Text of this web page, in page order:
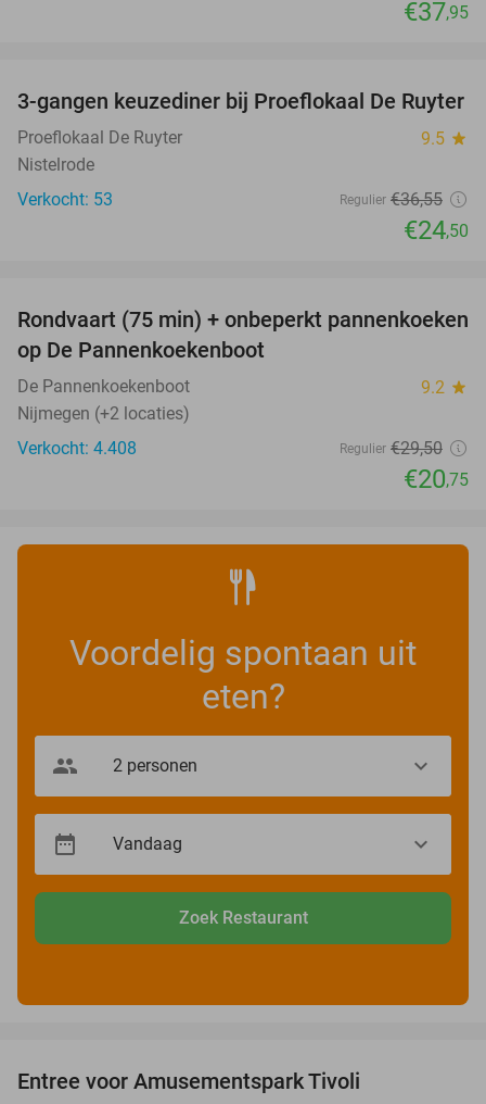
€37,95
33%
3-gangen keuzediner bij Proeflokaal De Ruyter
Proeflokaal De Ruyter 9.5 star
Nistelrode
Verkocht: 53
Regulier €36,55
€24,50
30%
Rondvaart (75 min) + onbeperkt pannenkoeken
op De Pannenkoekenboot
De Pannenkoekenboot 9.2 star
Nijmegen (+2 locaties)
Verkocht: 4.408
Regulier €29,50
€20,75
Voordelig spontaan uit
eten?
Zoek Restaurant
Entree voor Amusementspark Tivoli